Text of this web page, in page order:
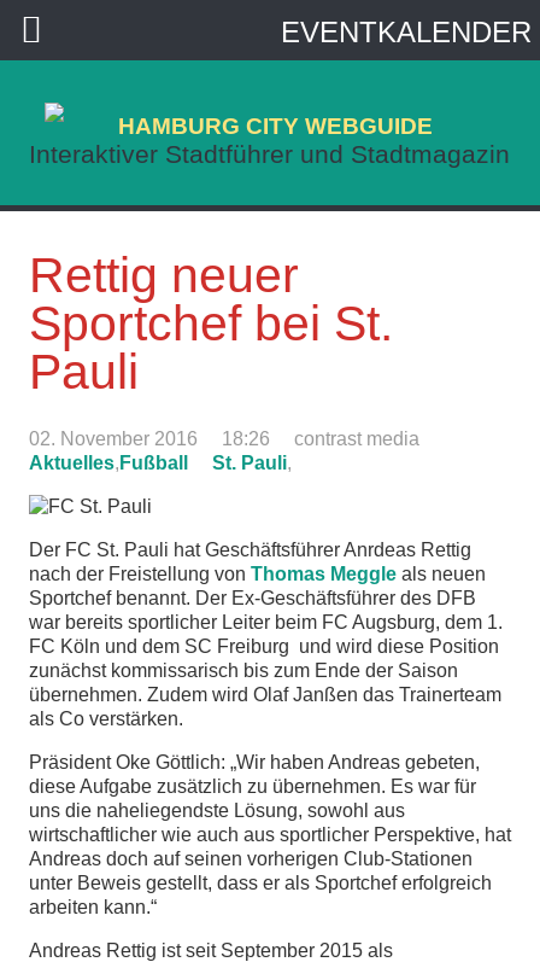
HAMBURG CITY WEBGUIDE
Interaktiver Stadtführer und Stadtmagazin
Rettig neuer
Sportchef bei St.
Pauli
02. November 2016 18:26
contrast media
Aktuelles, Fußball St. Pauli,
Der FC St. Pauli hat Geschäftsführer Anrdeas Rettig
nach der Freistellung von Thomas Meggle als neuen
Sportchef benannt. Der Ex-Geschäftsführer des DFB
war bereits sportlicher Leiter beim FC Augsburg, dem 1.
FC Köln und dem SC Freiburg und wird diese Position
zunächst kommissarisch bis zum Ende der Saison
übernehmen. Zudem wird Olaf Janßen das Trainerteam
als Co verstärken.
Präsident Oke Göttlich: „Wir haben Andreas gebeten,
diese Aufgabe zusätzlich zu übernehmen. Es war für
uns die naheliegendste Lösung, sowohl aus
wirtschaftlicher wie auch aus sportlicher Perspektive, hat
Andreas doch auf seinen vorherigen Club-Stationen
unter Beweis gestellt, dass er als Sportchef erfolgreich
arbeiten kann.“
Andreas Rettig ist seit September 2015 als
EVENTKALENDER